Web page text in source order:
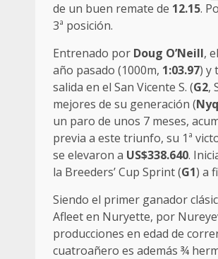
de un buen remate de 12.15.
3ª posición.
Entrenado por Doug O’Neill,
año pasado (1000m, 1:03.97) y
salida en el San Vicente S. (G2,
mejores de su generación (
un paro de unos 7 meses,
previa a este triunfo, su 1ª
se elevaron a US$338.640.
la Breeders’ Cup Sprint (G1) a
Siendo el primer ganador
Afleet en Nuryette, por
producciones en edad de
cuatroañero es además ¾